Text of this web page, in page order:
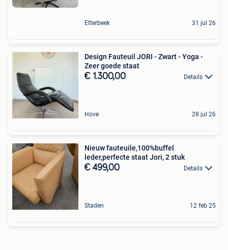
Etterbeek 31 jul 26
Design Fauteuil JORI - Zwart - Yoga -
Zeer goede staat
€ 1.300,00 Details
Hove 28 jul 26
Nieuw fauteuile,100%buffel
leder,perfecte staat Jori, 2 stuk
€ 499,00 Details
Staden 12 feb 25